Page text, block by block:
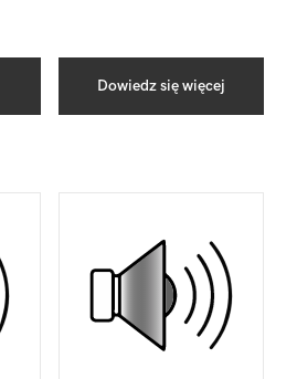
Dowiedz się więcej